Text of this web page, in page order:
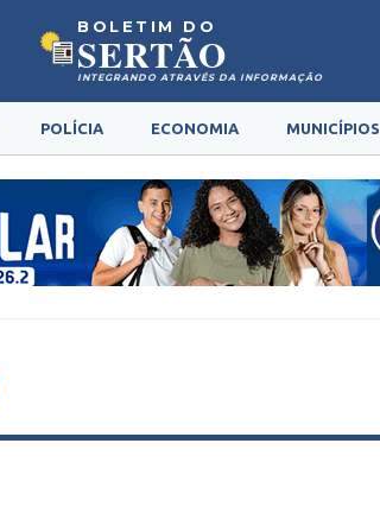
BOLETIM DO
SERTÃO
INTEGRANDO ATRAVÉS DA INFORMAÇÃO
POLÍCIA ECONOMIA MUNICÍPIOS